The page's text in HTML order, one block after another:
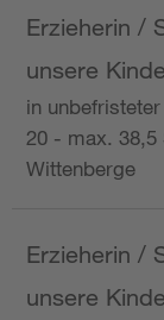
Erzieherin /
unsere
in
20 - max.
Wittenberge
Erzieherin /
unsere